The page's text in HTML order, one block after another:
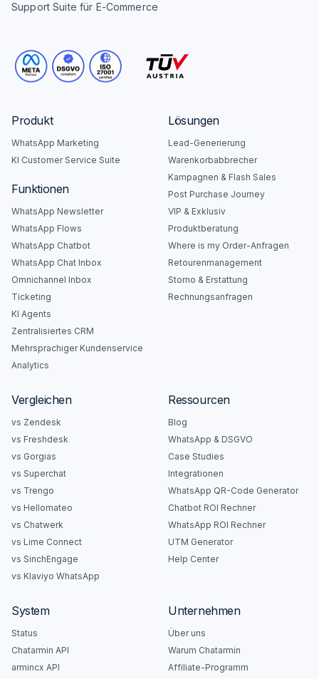
Support Suite für E-Commerce
Produkt
WhatsApp Marketing
KI Customer Service Suite
Funktionen
WhatsApp Newsletter
WhatsApp Flows
WhatsApp Chatbot
WhatsApp Chat Inbox
Omnichannel Inbox
Ticketing
KI Agents
Zentralisiertes CRM
Mehrsprachiger Kundenservice
Analytics
Lösungen
Lead-Generierung
Warenkorbabbrecher
Kampagnen & Flash Sales
Post Purchase Journey
VIP & Exklusiv
Produktberatung
Where is my Order-Anfragen
Retourenmanagement
Storno & Erstattung
Rechnungsanfragen
Vergleichen
vs Zendesk
vs Freshdesk
vs Gorgias
vs Superchat
vs Trengo
vs Hellomateo
vs Chatwerk
vs Lime Connect
vs SinchEngage
vs Klaviyo WhatsApp
Ressourcen
Blog
WhatsApp & DSGVO
Case Studies
Integrationen
WhatsApp QR-Code Generator
Chatbot ROI Rechner
WhatsApp ROI Rechner
UTM Generator
Help Center
System
Status
Chatarmin API
armincx API
Unternehmen
Über uns
Warum Chatarmin
Affiliate-Programm